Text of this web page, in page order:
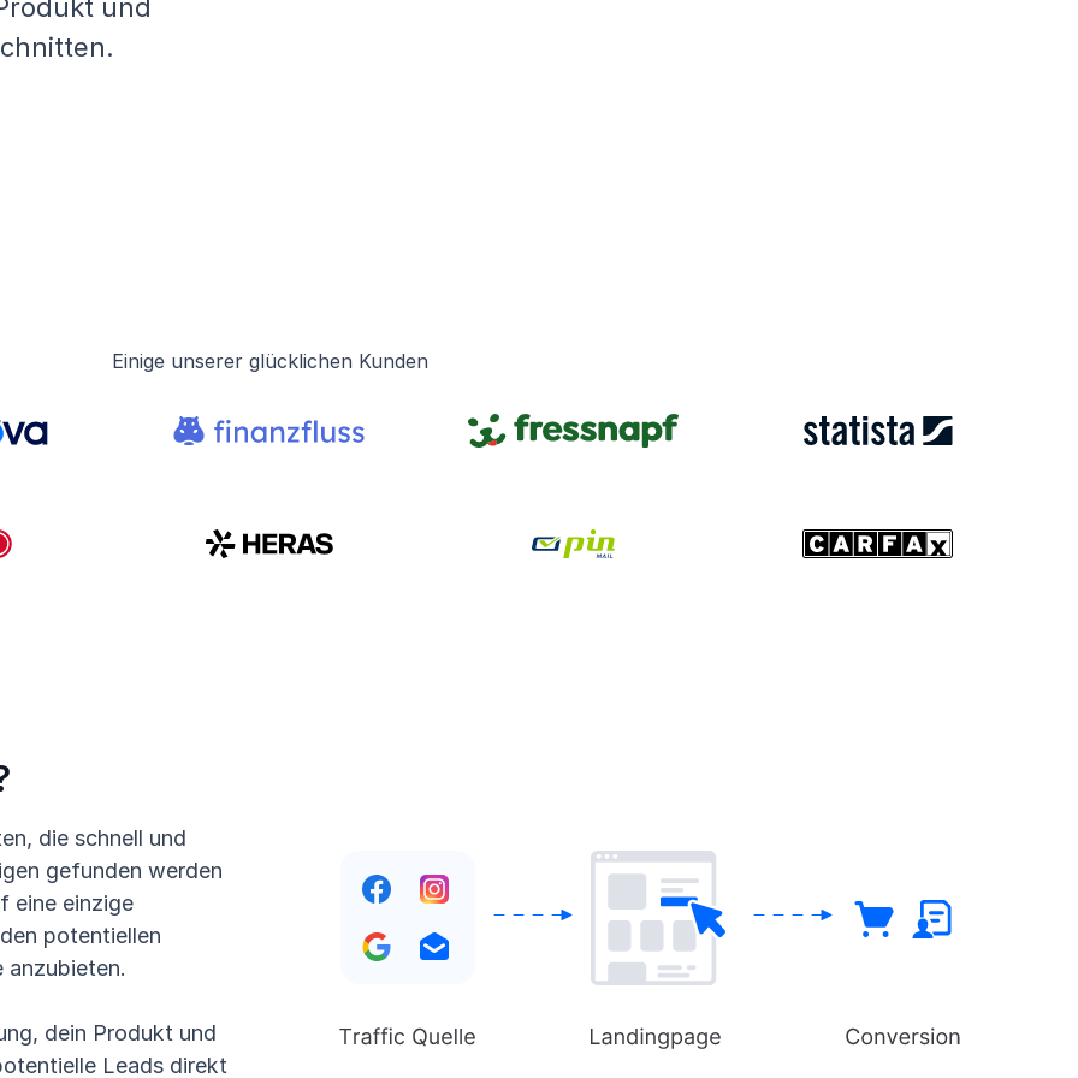
und
Einige unserer glücklichen Kunden
die schnell und
gefunden werden
eine einzige
potentiellen
anzubieten.
dein Produkt und
Leads direkt